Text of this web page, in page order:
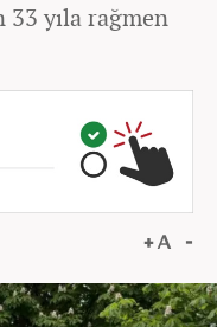
33 yıla rağmen